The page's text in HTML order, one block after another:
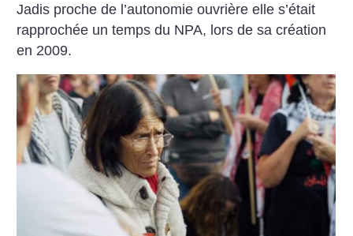
Jadis proche de l’autonomie ouvrière elle s’était
rapprochée un temps du NPA, lors de sa création
en 2009.